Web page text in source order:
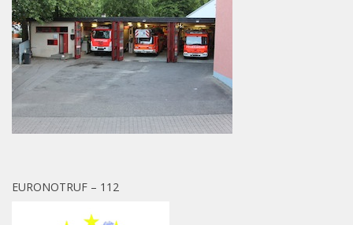
EURONOTRUF – 112